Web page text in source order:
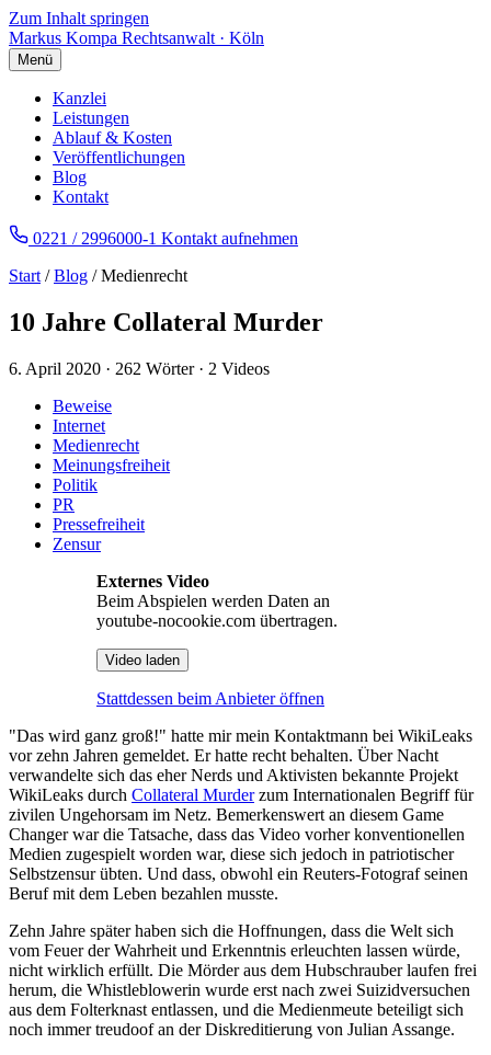
Zum Inhalt springen
Markus Kompa Rechtsanwalt · Köln
Menü
Kanzlei
Leistungen
Ablauf & Kosten
Veröffentlichungen
Blog
Kontakt
0221 / 2996000-1 Kontakt aufnehmen
Start /Blog / Medienrecht
10 Jahre Collateral Murder
6. April 2020 · 262 Wörter · 2 Videos
Beweise
Internet
Medienrecht
Meinungsfreiheit
Politik
PR
Pressefreiheit
Zensur
Externes Video
Beim Abspielen werden Daten an
youtube-nocookie.com übertragen.
Video laden
Stattdessen beim Anbieter öffnen
"Das wird ganz groß!" hatte mir mein Kontaktmann bei WikiLeaks
vor zehn Jahren gemeldet. Er hatte recht behalten. Über Nacht
verwandelte sich das eher Nerds und Aktivisten bekannte Projekt
WikiLeaks durch Collateral Murderzum Internationalen Begriff für
zivilen Ungehorsam im Netz. Bemerkenswert an diesem Game
Changer war die Tatsache, dass das Video vorher konventionellen
Medien zugespielt worden war, diese sich jedoch in patriotischer
Selbstzensur übten. Und dass, obwohl ein Reuters-Fotograf seinen
Beruf mit dem Leben bezahlen musste.
Zehn Jahre später haben sich die Hoffnungen, dass die Welt sich
vom Feuer der Wahrheit und Erkenntnis erleuchten lassen würde,
nicht wirklich erfüllt. Die Mörder aus dem Hubschrauber laufen frei
herum, die Whistleblowerin wurde erst nach zwei Suizidversuchen
aus dem Folterknast entlassen, und die Medienmeute beteiligt sich
noch immer treudoof an der Diskreditierung von Julian Assange.